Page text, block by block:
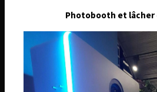
Photobooth et lâcher